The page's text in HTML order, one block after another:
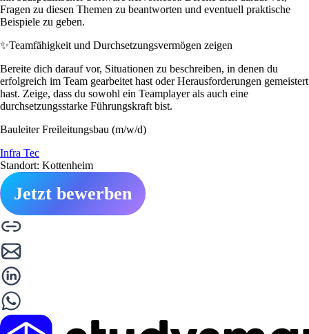
Fragen zu diesen Themen zu beantworten und eventuell praktische
Beispiele zu geben.
✨Teamfähigkeit und Durchsetzungsvermögen zeigen
Bereite dich darauf vor, Situationen zu beschreiben, in denen du
erfolgreich im Team gearbeitet hast oder Herausforderungen gemeistert
hast. Zeige, dass du sowohl ein Teamplayer als auch eine
durchsetzungsstarke Führungskraft bist.
Bauleiter Freileitungsbau (m/w/d)
Infra Tec
Standort: Kottenheim
Jetzt bewerben